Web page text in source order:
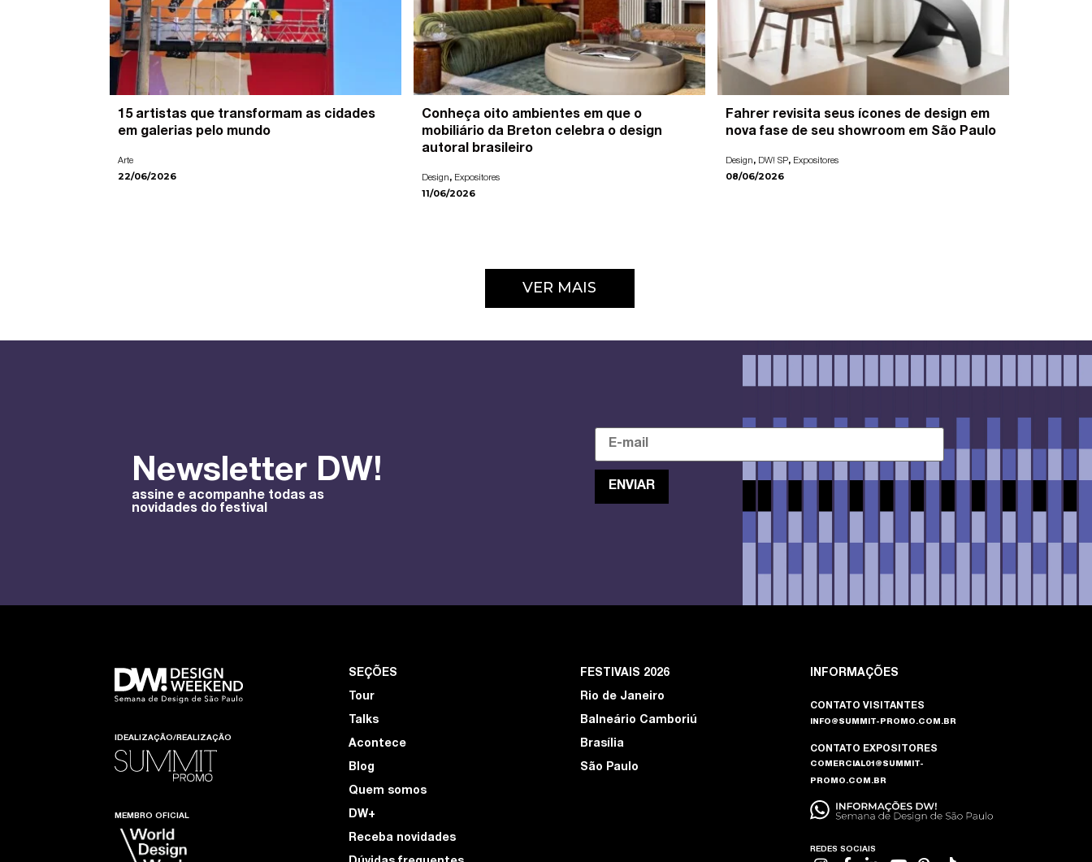
15 artistas que transformam as cidades
em galerias pelo mundo
Arte
22/06/2026
Conheça oito ambientes em que o
mobiliário da Breton celebra o design
autoral brasileiro
Design, Expositores
11/06/2026
Fahrer revisita seus ícones de design em
nova fase de seu showroom em São Paulo
Design, DW! SP, Expositores
08/06/2026
VER MAIS
Newsletter DW!
assine e acompanhe todas as
novidades do festival
IDEALIZAÇÃO/REALIZAÇÃO
MEMBRO OFICIAL
SEÇÕES
Tour
Talks
Acontece
Blog
Quem somos
DW+
Receba novidades
FESTIVAIS 2026
Rio de Janeiro
Balneário Camboriú
Brasília
São Paulo
INFORMAÇÕES
CONTATO VISITANTES
INFO@SUMMIT-PROMO.COM.BR
CONTATO EXPOSITORES
COMERCIAL01@SUMMIT-
PROMO.COM.BR
REDES SOCIAIS